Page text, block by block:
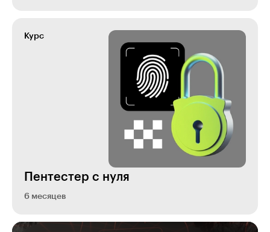
Курс
Пентестер с нуля
6 месяцев